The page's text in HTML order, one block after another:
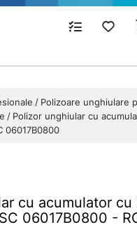
Polizoare unghiulare
Polizor unghiular cu
06017B0800
cu acumulator cu
06017B0800 -